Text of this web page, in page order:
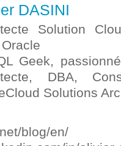
DASINI
Solution
Geek,
DBA,
Solutions
blog/en/